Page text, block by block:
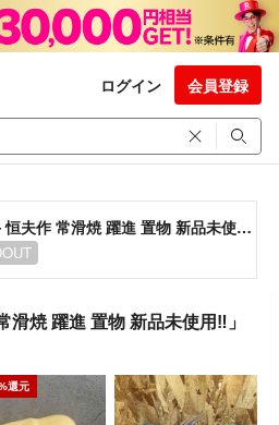
ログイン 会員登録
常滑焼 陶彫 牛 恒夫作 常滑焼 躍進 置物 新品未使用‼️
滑焼 躍進 置物 新品未使用‼️」
還元